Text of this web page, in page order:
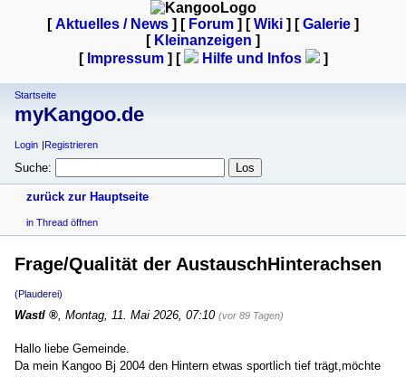
[Aktuelles / News ] [ Forum ] [Wiki ] [Galerie ]
[ Kleinanzeigen ]
[ Impressum] [ Hilfe und Infos ]
Startseite
myKangoo.de
Login Registrieren
Suche:
zurück zur Hauptseite
in Thread öffnen
Frage/Qualität der AustauschHinterachsen
(Plauderei)
Wastl Montag, 11. Mai 2026, 07:10 (vor 89 Tagen)
Hallo liebe Gemeinde.
Da mein Kangoo Bj 2004 den Hintern etwas sportlich tief trägt,möchte